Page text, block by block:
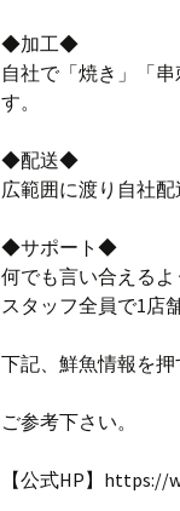
◆加工◆
自社で「焼き」「
す。
◆配送◆
広範囲に渡り自社配
◆サポート◆
何でも言い合える
スタッフ全員で1店
下記、鮮魚情報を押
ご参考下さい。
【公式HP】https://